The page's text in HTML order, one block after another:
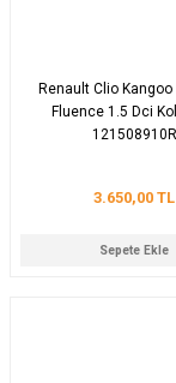
Renault Clio
Fluence 1.5 Dci
121508910R
3.650,00 TL
Sepete Ekle